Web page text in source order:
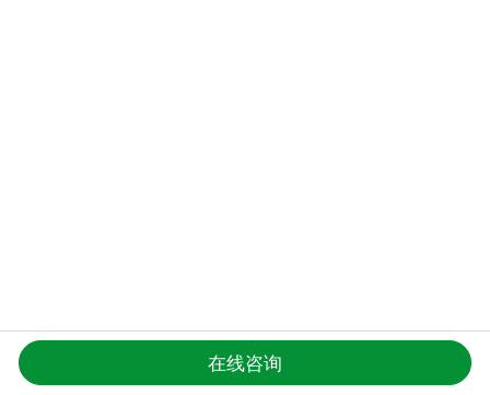
更多产品导航
在线咨询